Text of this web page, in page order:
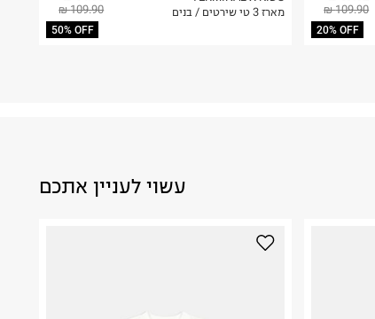
109.90 ₪
50% OFF
מארז 3 טי שירטים / בנים
109.90 ₪
20% OFF
עשוי לעניין אתכם